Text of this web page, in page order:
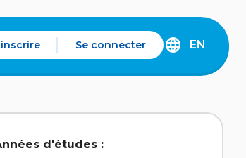
Se connecter
DISCOVER
EN
d'études :